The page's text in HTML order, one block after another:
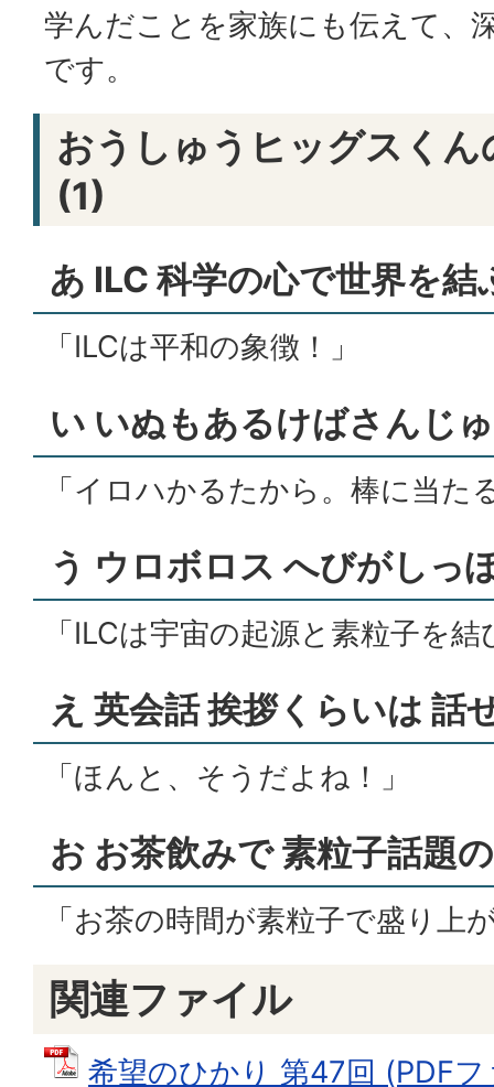
学んだことを家族にも伝えて、
です。
おうしゅうヒッグスく
(1)
あ ILC 科学の心で世界を結
「ILCは平和の象徴！」
い いぬもあるけばさんじ
「イロハかるたから。棒に当た
う ウロボロス へびがしっ
「ILCは宇宙の起源と素粒子を
え 英会話 挨拶くらいは 話
「ほんと、そうだよね！」
お お茶飲みで 素粒子話題
「お茶の時間が素粒子で盛り上
関連ファイル
希望のひかり 第47回 (PDF